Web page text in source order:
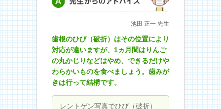
先生からのアドバイス池田 正一 先生
歯根のひび（破折）はその位置により
対応が違いますが、1ヵ月間はりんご
の丸かじりなどはやめ、できるだけや
わらかいものを食べましょう。歯みが
きは行って結構です。
レントゲン写真でひび（破折）